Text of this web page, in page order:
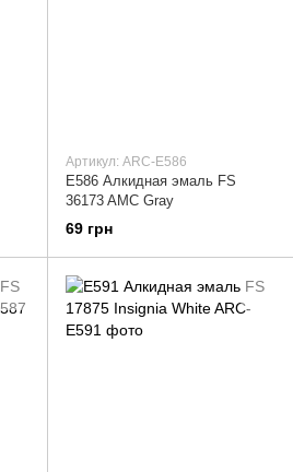
Артикул: ARC-E586
E586 Алкидная эмаль FS
36173 AMC Gray
69 грн